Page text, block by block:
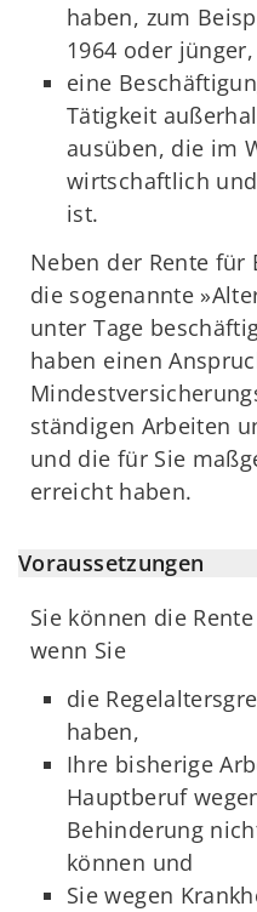
haben, zum
1964 oder
eine
Tätigkeit
ausüben, die im
wirtschaftlich
ist.
Neben der Rente für
die sogenannte
unter Tage
haben einen
ständigen Arbeiten
und die für Sie
erreicht haben.
Voraussetzungen
Sie können die
wenn Sie
die
haben,
Ihre bisherige
Hauptberuf
Behinderung
können und
Sie wegen